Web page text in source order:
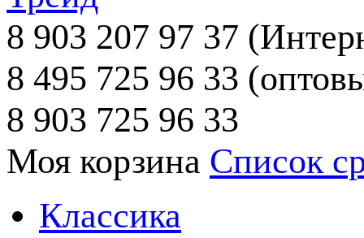
8 903 207 97 37
8 495 725 96 33
8 903 725 96 33
Моя корзина Список
Классика